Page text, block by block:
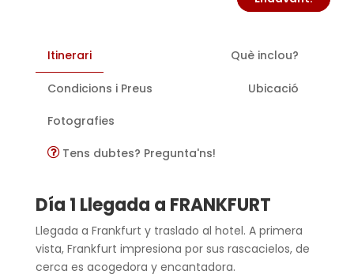
Itinerari Què inclou?
Condicions i Preus Ubicació
Fotografies
Tens dubtes? Pregunta'ns!
Día 1 Llegada a FRANKFURT
Llegada a Frankfurt y traslado al hotel. A primera
vista, Frankfurt impresiona por sus rascacielos, de
cerca es acogedora y encantadora.